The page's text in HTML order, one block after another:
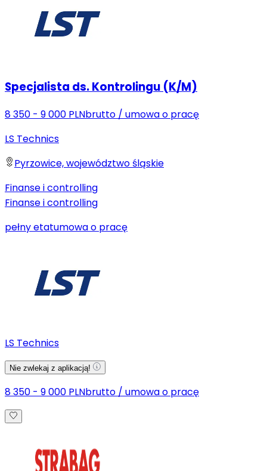
Specjalista ds. Kontrolingu (K/M)
8 350 - 9 000 PLNbrutto / umowa o pracę
LS Technics
Pyrzowice, województwo śląskie
Finanse i controlling
Finanse i controlling
pełny etatumowa o pracę
LS Technics
Nie zwlekaj z aplikacją!
8 350 - 9 000 PLNbrutto / umowa o pracę